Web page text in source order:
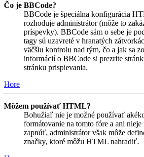
Čo je BBCode?
BBCode je špeciálna konfigurácia
rozhoduje administrátor (môže to
príspevky). BBCode sám o sebe je
tagy sú uzavreté v hranatých
väčšiu kontrolu nad tým, čo a jak sa
informácií o BBCode si prezrite
stránku prispievania.
Hore
Môžem používať HTML?
Bohužiaľ nie je možné používať
formátovanie na tomto fóre a ani
zapnúť, administrátor však môže
značky, ktoré môžu HTML nahradiť.